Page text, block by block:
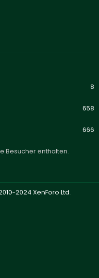
8
658
666
Besucher enthalten.
2024 XenForo Ltd.